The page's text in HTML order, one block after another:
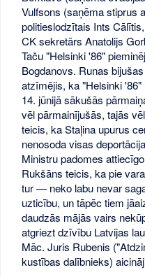
Vulfsons (saņēma stiprus
politieslodzītais Ints
CK sekretārs Anatolijs
Taču "Helsinki '86"
Bogdanovs. Runas
atzīmējis, ka "Helsinki
14. jūnijā sākušās
vēl pārmainījušās, tajās
teicis, ka Staļina upurus
nenosoda visas
Ministru padomes
Rukšāns teicis, ka pie
tur — neko labu nevar
uzticību, un tāpēc tiem
daudzās mājās vairs
atgriezt dzīvību Latvijas
Māc. Juris Rubenis
kustības dalībnieks)